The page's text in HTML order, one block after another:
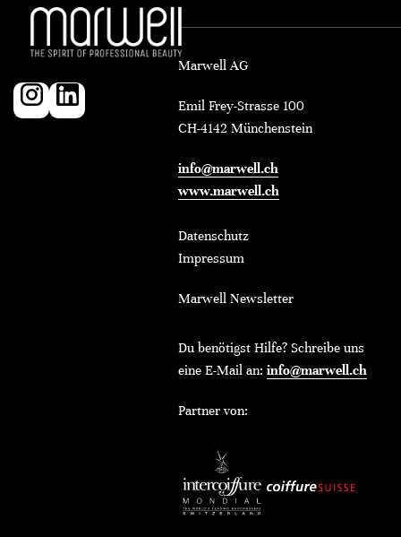
Marwell AG
Emil Frey-Strasse 100
CH-4142 Münchenstein
info@marwell.ch
www.marwell.ch
Datenschutz
Impressum
Marwell Newsletter
Du benötigst Hilfe? Schreibe uns
eine E-Mail an: info@marwell.ch
Partner von: